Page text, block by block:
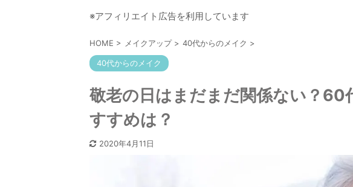
※アフィリエイト広告を利用しています
HOME > メイクアップ > 40代からのメイク >
40代からのメイク
敬老の日はまだまだ関係ない？60
すすめは？
2020年4月11日